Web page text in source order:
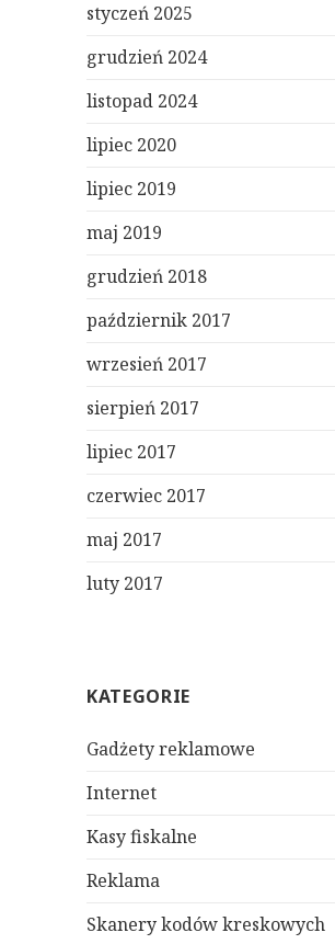
styczeń 2025
grudzień 2024
listopad 2024
lipiec 2020
lipiec 2019
maj 2019
grudzień 2018
październik 2017
wrzesień 2017
sierpień 2017
lipiec 2017
czerwiec 2017
maj 2017
luty 2017
KATEGORIE
Gadżety reklamowe
Internet
Kasy fiskalne
Reklama
Skanery kodów kreskowych